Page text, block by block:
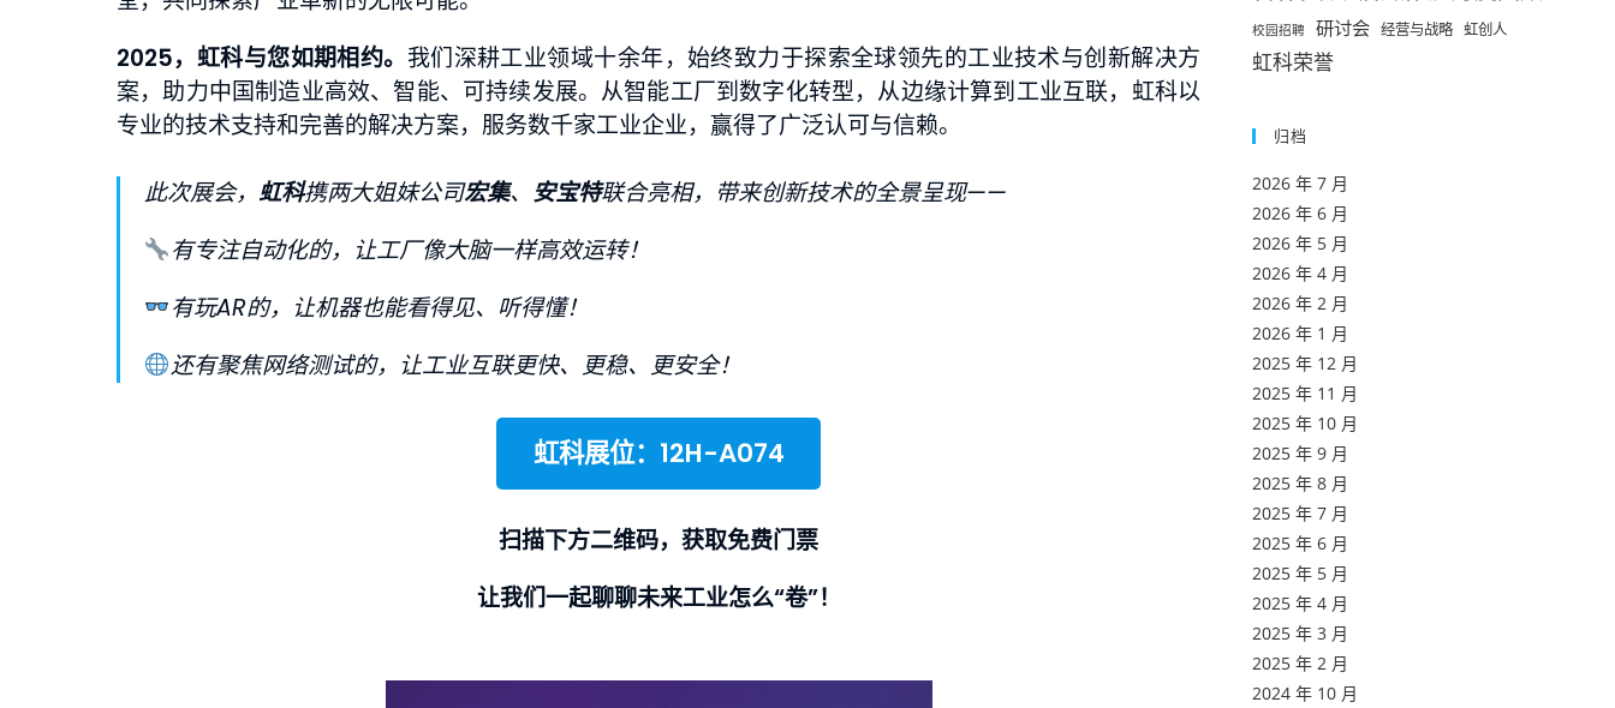
2025，虹科与您如期相约。 我们深耕工业领域十余年，始终致力于探索全球领先的工业技术与创新解决方
案，助力中国制造业高效、智能、可持续发展。从智能工厂到数字化转型，从边缘计算到工业互联，虹科以
专业的技术支持和完善的解决方案，服务数千家工业企业，赢得了广泛认可与信赖。
此次展会， 虹科携两大姐妹公司宏集、 安宝特联合亮相，带来创新技术的全景呈现——
有专注自动化的，让工厂像大脑一样高效运转！
有玩AR的，让机器也能看得见、听得懂！
还有聚焦网络测试的，让工业互联更快、更稳、更安全！
虹科展位：12H-A074
扫描下方二维码，获取免费门票
让我们一起聊聊未来工业怎么“卷”！
校园招聘 研讨会 经营与战略 虹创人
虹科荣誉
归档
2026 年 7 月
2026 年 6 月
2026 年 5 月
2026 年 4 月
2026 年 2 月
2026 年 1 月
2025 年 12 月
2025 年 11 月
2025 年 10 月
2025 年 9 月
2025 年 8 月
2025 年 7 月
2025 年 6 月
2025 年 5 月
2025 年 4 月
2025 年 3 月
2025 年 2 月
2024 年 10 月